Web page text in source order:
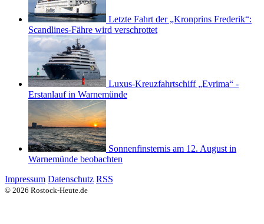
Letzte Fahrt der „Kronprins Frederik“:
Scandlines-Fähre wird verschrottet
Luxus-Kreuzfahrtschiff „Evrima“ -
Erstanlauf in Warnemünde
Sonnenfinsternis am 12. August in
Warnemünde beobachten
Impressum Datenschutz RSS
© 2026 Rostock-Heute.de